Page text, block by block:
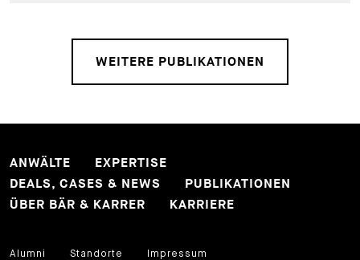
WEITERE PUBLIKATIONEN
ANWÄLTE
EXPERTISE
DEALS, CASES & NEWS
PUBLIKATIONEN
ÜBER BÄR & KARRER
KARRIERE
Alumni Standorte
Impressum